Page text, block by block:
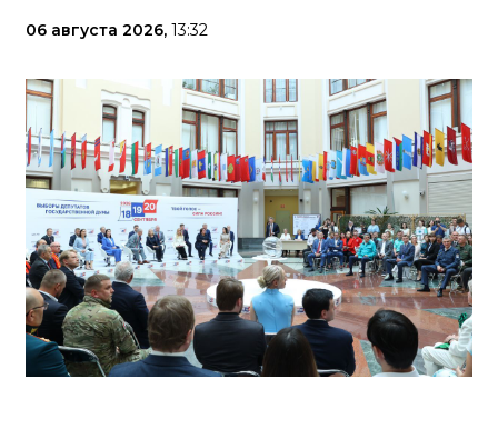
06 августа 2026, 13:32